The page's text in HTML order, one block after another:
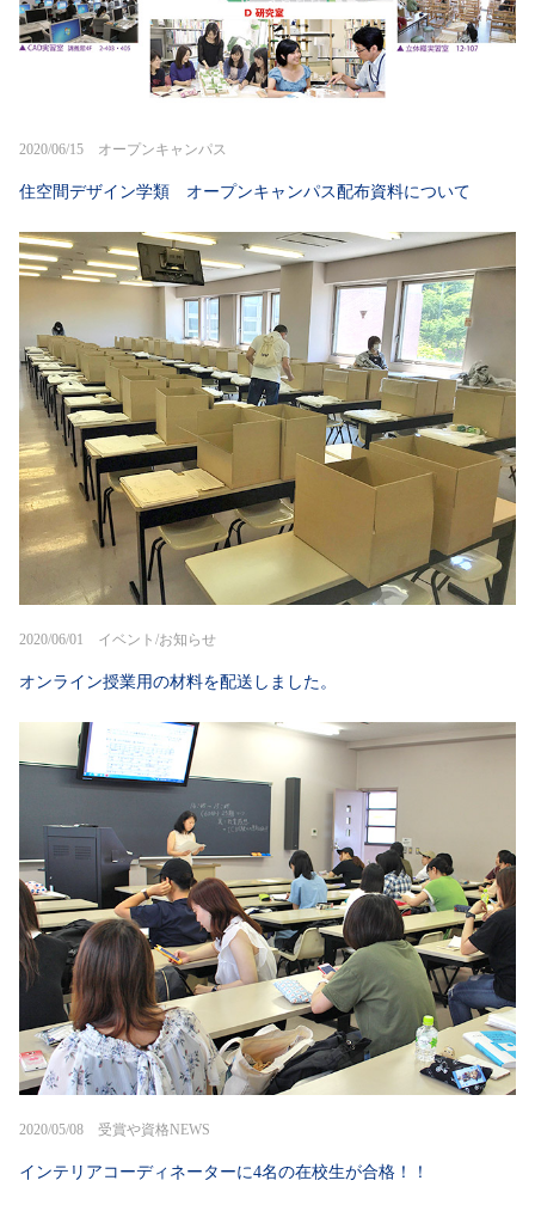
2020/06/15 オープンキャンパス
住空間デザイン学類 オープンキャンパス配布資料について
2020/06/01 イベント/お知らせ
オンライン授業用の材料を配送しました。
2020/05/08 受賞や資格NEWS
インテリアコーディネーターに4名の在校生が合格！！